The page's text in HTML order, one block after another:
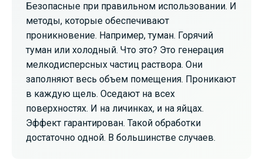
Безопасные при правильном использовании. И
методы, которые обеспечивают
проникновение. Например, туман. Горячий
туман или холодный. Что это? Это генерация
мелкодисперсных частиц раствора. Они
заполняют весь объем помещения. Проникают
в каждую щель. Оседают на всех
поверхностях. И на личинках, и на яйцах.
Эффект гарантирован. Такой обработки
достаточно одной. В большинстве случаев.